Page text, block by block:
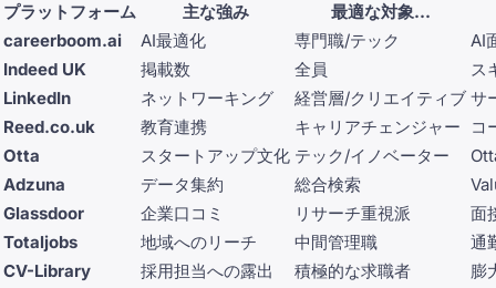
プラットフォーム 主な強み
最適な対象...
careerboom.ai
AI最適化 専門職/テック
AI
Indeed UK
掲載数 全員
ス
LinkedIn
ネットワーキング 経営層/クリエイティブ サ
Reed.co.uk
教育連携 キャリアチェンジャー
コ
Otta
スタートアップ文化 テック/イノベーター
Adzuna
データ集約 総合検索
Glassdoor
企業口コミ リサーチ重視派
面
Totaljobs
地域へのリーチ 中間管理職
通
CV-Library
採用担当への露出 積極的な求職者
膨